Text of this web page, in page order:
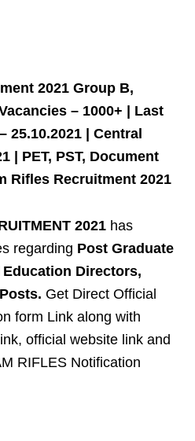
2021 Group B,
– 1000+ | Last
25.10.2021 | Central
| PET, PST, Document
Rifles Recruitment 2021
2021 has
regarding Post Graduate
Directors,
Get Direct Official
form Link along with
official website link and
RIFLES Notification